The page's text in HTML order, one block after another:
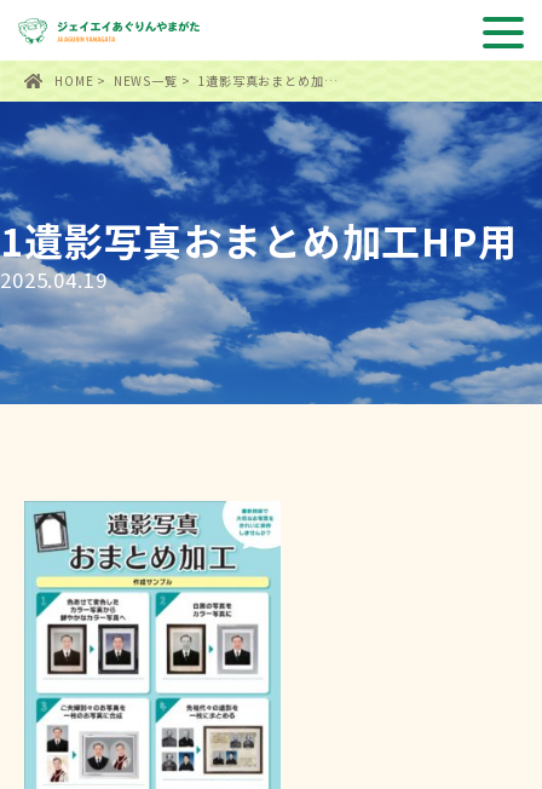
HOME > NEWS一覧 > 1遺影写真おまとめ加…
1遺影写真おまとめ加工HP用
2025.04.19